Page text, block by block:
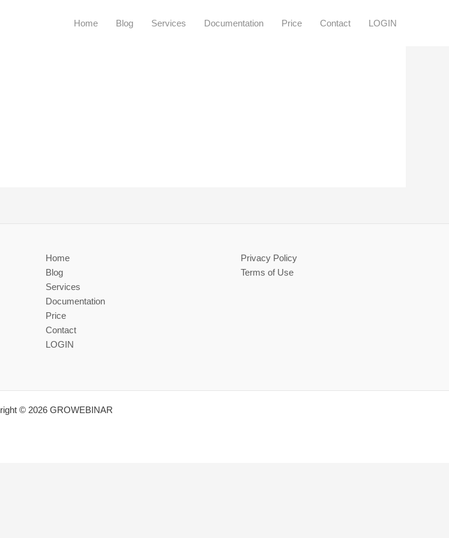
Home Blog Services Documentation Price Contact LOGIN
Home
Blog
Services
Documentation
Price
Contact
LOGIN
Privacy Policy
Terms of Use
© 2026 GROWEBINAR